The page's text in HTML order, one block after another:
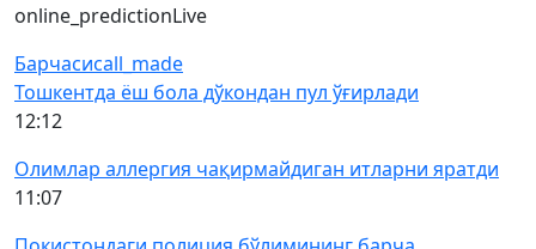
online_predictionLive
Барчасиcall_made
Тошкентда ёш бола дўкондан пул ўғирлади
12:12
Олимлар аллергия чақирмайдиган итларни яратди
11:07